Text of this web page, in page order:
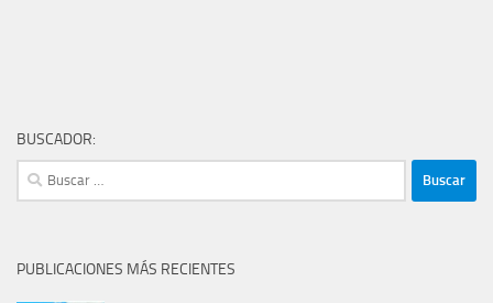
BUSCADOR:
Buscar:
PUBLICACIONES MÁS RECIENTES